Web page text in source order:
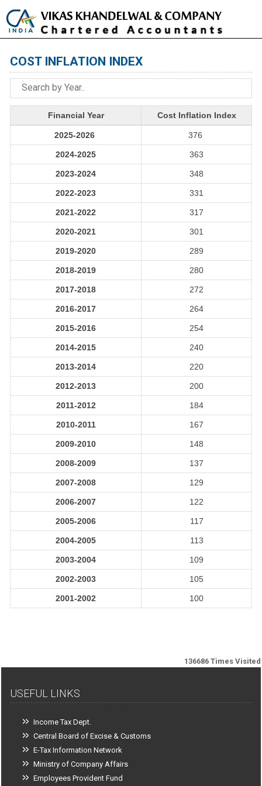
COST INFLATION INDEX
Financial Year Cost Inflation Index
2025-2026 376
2024-2025 363
2023-2024 348
2022-2023 331
2021-2022 317
2020-2021 301
2019-2020 289
2018-2019 280
2017-2018 272
2016-2017 264
2015-2016 254
2014-2015 240
2013-2014 220
2012-2013 200
2011-2012 184
2010-2011 167
2009-2010 148
2008-2009 137
2007-2008 129
2006-2007 122
2005-2006 117
2004-2005 113
2003-2004 109
2002-2003 105
2001-2002 100
136686 Times Visited
USEFUL LINKS
Income Tax Dept.
Central Board of Excise & Customs
E-Tax Information Network
Ministry of Company Affairs
Employees Provident Fund